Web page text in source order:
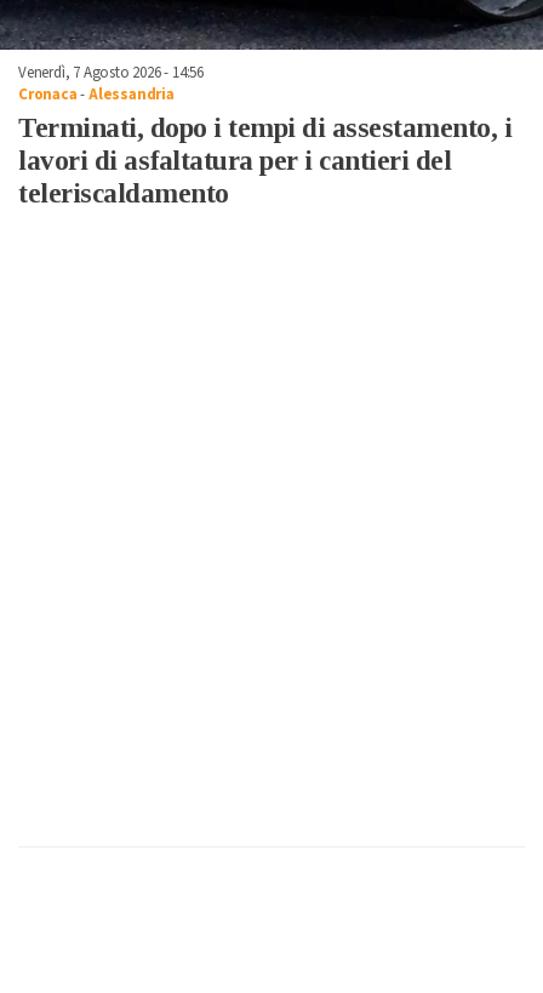
Venerdì, 7 Agosto 2026 - 14:56
Cronaca-Alessandria
Terminati, dopo i tempi di assestamento, i
lavori di asfaltatura per i cantieri del
teleriscaldamento